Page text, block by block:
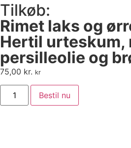
Tilkøb:
Rimet laks og
Hertil urteskum,
persilleolie og
75,00 kr. kr
Bestil nu